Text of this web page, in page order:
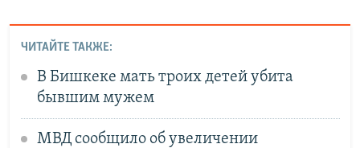
ЧИТАЙТЕ ТАКЖЕ:
В Бишкеке мать троих детей убита
бывшим мужем
МВД сообщило об увеличении